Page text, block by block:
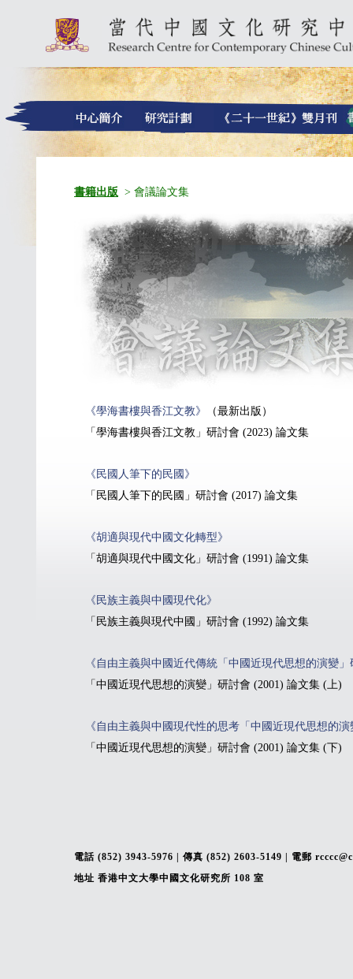
書籍出版 > 會議論文集
《學海書樓與香江文教》
（最新出版）
「學海書樓與香江文教」研討會 (2023) 論文集
《民國人筆下的民國》
「民國人筆下的民國」研討會 (2017) 論文集
《胡適與現代中國文化轉型》
「胡適與現代中國文化」研討會 (1991) 論文集
《民族主義與中國現代化》
「民族主義與現代中國」研討會 (1992) 論文集
《自由主義與中國近代傳統「中國近現代思想的演變
「中國近現代思想的演變」研討會 (2001) 論文集 (上)
《自由主義與中國現代性的思考「中國近現代思想的
「中國近現代思想的演變」研討會 (2001) 論文集 (下)
電話 (852) 3943-5976 | 傳真 (852) 2603-5149 | 電郵
地址 香港中文大學中國文化研究所 108 室